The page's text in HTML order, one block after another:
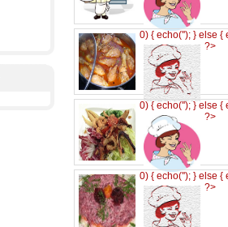
0) { echo(''); } else {
?>
0) { echo(''); } else {
?>
0) { echo(''); } else {
?>